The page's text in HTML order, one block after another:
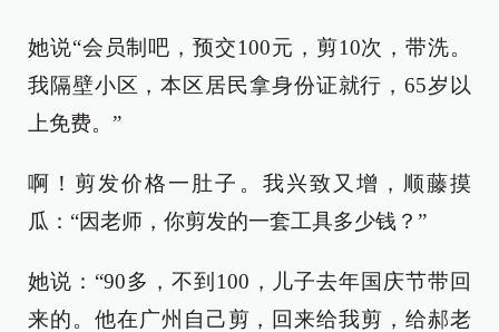
她说“会员制吧，预交100元，剪10次，带洗。
我隔壁小区，本区居民拿身份证就行，65岁以
上免费。”
啊！剪发价格一肚子。我兴致又增，顺藤摸
瓜：“因老师，你剪发的一套工具多少钱？”
她说：“90多，不到100，儿子去年国庆节带回
来的。他在广州自己剪，回来给我剪，给郝老